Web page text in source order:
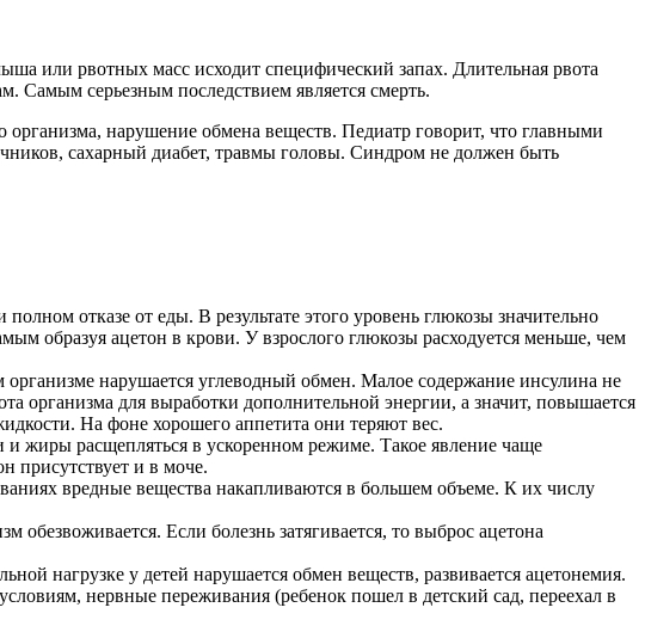
или рвотных масс исходит специфический запах. Длительная рвота
Самым серьезным последствием является смерть.
организма, нарушение обмена веществ. Педиатр говорит, что главными
сахарный диабет, травмы головы. Синдром не должен быть
отказе от еды. В результате этого уровень глюкозы значительно
образуя ацетон в крови. У взрослого глюкозы расходуется меньше, чем
нарушается углеводный обмен. Малое содержание инсулина не
организма для выработки дополнительной энергии, а значит, повышается
На фоне хорошего аппетита они теряют вес.
жиры расщепляться в ускоренном режиме. Такое явление чаще
присутствует и в моче.
вредные вещества накапливаются в большем объеме. К их числу
Если болезнь затягивается, то выброс ацетона
нагрузке у детей нарушается обмен веществ, развивается ацетонемия.
нервные переживания (ребенок пошел в детский сад, переехал в